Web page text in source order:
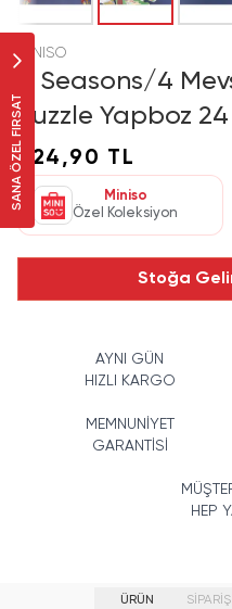
SANA ÖZEL FIRSAT
MINISO
4 Seasons/4
Puzzle Yapboz
324,90 TL
Miniso
Özel Koleksiyon
Stoğa
AYNI GÜN
HIZLI KARGO
MEMNUNİYET
GARANTİSİ
HEP
ÜRÜN